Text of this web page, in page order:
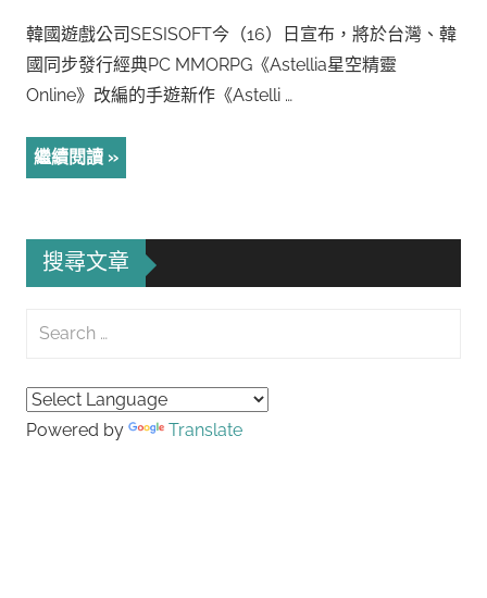
韓國遊戲公司SESISOFT今（16）日宣布，將於台灣、韓
國同步發行經典PC MMORPG《Astellia星空精靈
Online》改編的手遊新作《Astelli …
繼續閱讀
搜尋文章
Search
Powered by Translate